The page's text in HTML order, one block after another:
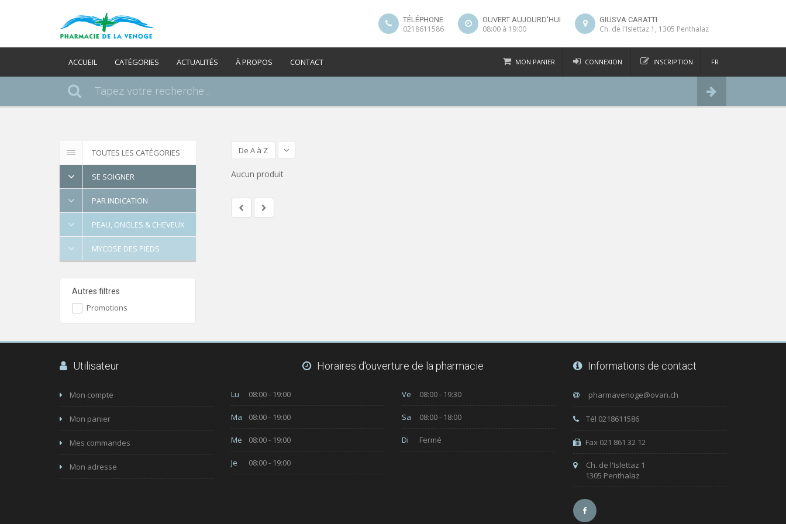
TÉLÉPHONE
0218611586
OUVERT AUJOURD'HUI
08:00 à 19:00
GIUSVA CARATTI
Ch. de l'Islettaz 1, 1305 Penthalaz
ACCUEIL CATÉGORIES ACTUALITÉS À PROPOS CONTACT MON PANIER CONNEXION INSCRIPTION FR
IT
TOUTES LES CATÉGORIES
SE SOIGNER
PAR INDICATION
PEAU, ONGLES & CHEVEUX
MYCOSE DES PIEDS
Autres filtres
Promotions
De A à Z
Aucun produit
Utilisateur
Mon compte
Mon panier
Mes commandes
Mon adresse
Horaires d'ouverture de la pharmacie
Lu 08:00 - 19:00
Ma 08:00 - 19:00
Me 08:00 - 19:00
Je 08:00 - 19:00
Ve 08:00 - 19:30
Sa 08:00 - 18:00
Di Fermé
Informations de contact
Tél 0218611586
Fax 021 861 32 12
Ch. de l'Islettaz 1
1305 Penthalaz